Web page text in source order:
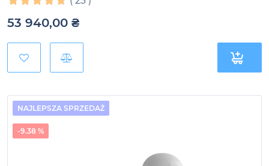
53 940,00 ₴
NAJLEPSZA SPRZEDAŻ
-9.38 %